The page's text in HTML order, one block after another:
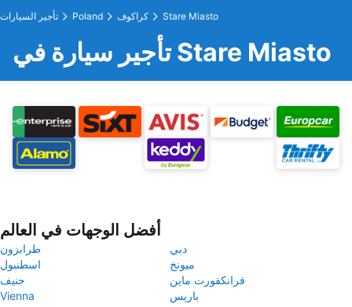
تأجير السيارات Poland كراكوف Stare Miasto
تأجير سيارة في Stare Miasto
أفضل الوجهات في العالم
طرابزون
دبي
اسطنبول
ميونخ
جنيف
فرانكفورت ماين
Vienna
باريس